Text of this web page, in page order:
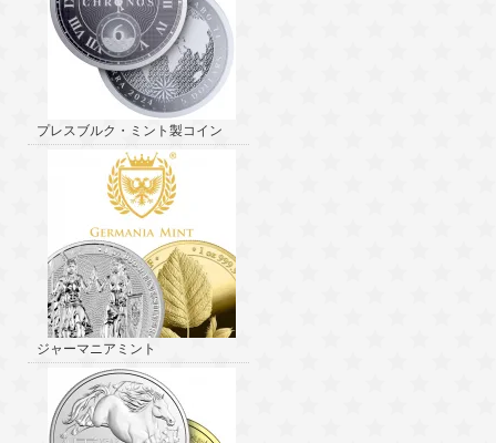
プレスブルク・ミント製コイン
ジャーマニアミント